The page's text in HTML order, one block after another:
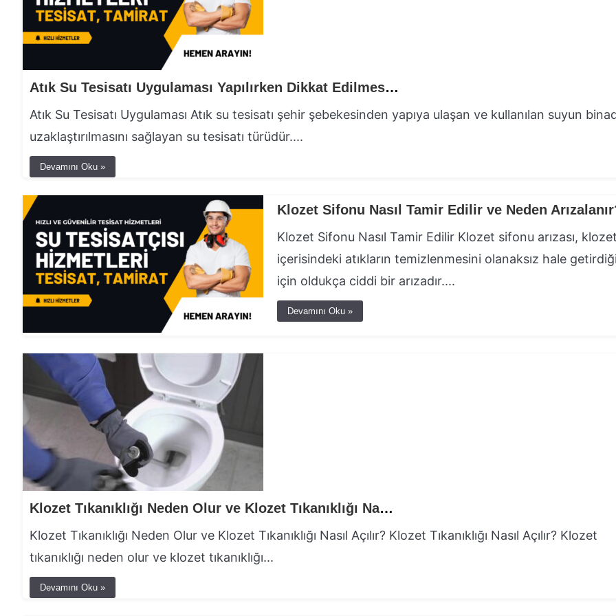
Atık Su Tesisatı Uygulaması Yapılırken Dikkat Edilmesi Gerekenler
Atık Su Tesisatı Uygulaması Atık su tesisatı şehir şebekesinden yapıya ulaşan ve kullanılan suyun
uzaklaştırılmasını sağlayan su tesisatı türüdür....
Devamını Oku »
Klozet Sifonu Nasıl Tamir Edilir ve Neden
Klozet Sifonu Nasıl Tamir Edilir Klozet sifonu arızası, klozet
içerisindeki atıkların temizlenmesini olanaksız hale getirdiği
için oldukça ciddi bir arızadır....
Devamını Oku »
Klozet Tıkanıklığı Neden Olur ve Klozet Tıkanıklığı Nasıl Açılır?
Klozet Tıkanıklığı Neden Olur ve Klozet Tıkanıklığı Nasıl Açılır? Klozet Tıkanıklığı Nasıl Açılır? Klozet
tıkanıklığı neden olur ve klozet tıkanıklığı...
Devamını Oku »